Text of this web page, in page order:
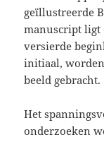
geïllustreerde
manuscript ligt
versierde
initiaal,
beeld gebracht.
Het
onderzoeken